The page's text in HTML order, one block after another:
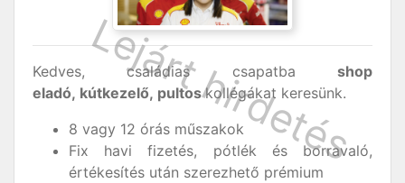
Kedves, családias csapatba shop
eladó, kútkezelő, pultoskollégákat keresünk.
8 vagy 12 órás műszakok
Fix havi fizetés, pótlék és borravaló,
értékesítés után szerezhető prémium